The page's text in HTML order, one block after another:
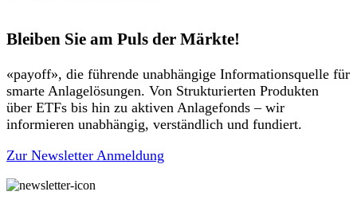
Bleiben Sie am Puls der Märkte!
«payoff», die führende unabhängige Informationsquelle für
smarte Anlagelösungen. Von Strukturierten Produkten
über ETFs bis hin zu aktiven Anlagefonds – wir
informieren unabhängig, verständlich und fundiert.
Zur Newsletter Anmeldung